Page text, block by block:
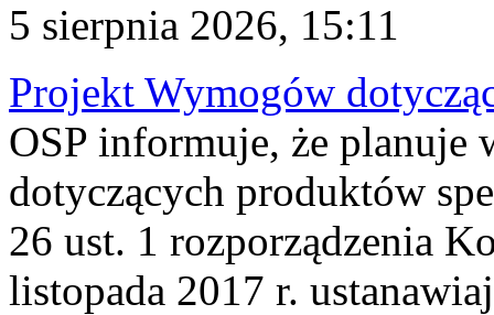
5 sierpnia 2026, 15:11
Projekt Wymogów
OSP informuje, że planuje
dotyczących produktów
26 ust. 1 rozporządzenia
listopada 2017 r.